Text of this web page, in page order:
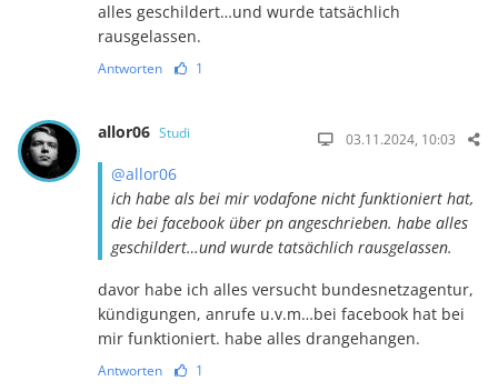
alles geschildert…und wurde tatsächlich
rausgelassen.
Antworten 1
allor06 Studi 03.11.2024, 10:03
@allor06
ich habe als bei mir vodafone nicht funktioniert hat,
die bei facebook über pn angeschrieben. habe alles
geschildert…und wurde tatsächlich rausgelassen.
davor habe ich alles versucht bundesnetzagentur,
kündigungen, anrufe u.v.m…bei facebook hat bei
mir funktioniert. habe alles drangehangen.
Antworten 1